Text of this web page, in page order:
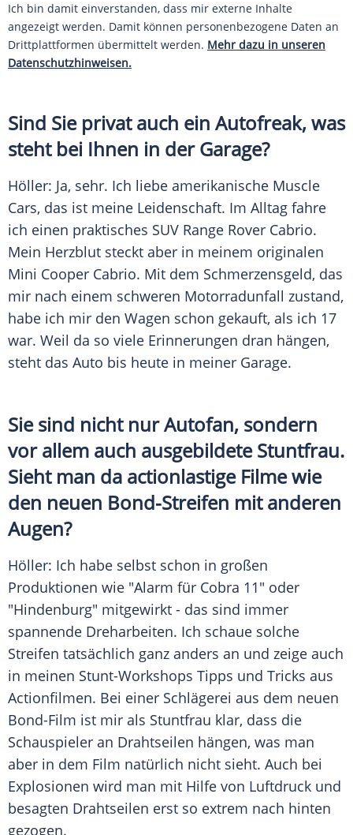
Ich bin damit einverstanden, dass mir externe Inhalte
angezeigt werden. Damit können personenbezogene Daten an
Drittplattformen übermittelt werden. Mehr dazu in unseren
Datenschutzhinweisen.
Sind Sie privat auch ein Autofreak, was
steht bei Ihnen in der Garage?
Höller: Ja, sehr. Ich liebe amerikanische Muscle
Cars, das ist meine Leidenschaft. Im Alltag fahre
ich einen praktisches SUV Range Rover Cabrio.
Mein Herzblut steckt aber in meinem originalen
Mini Cooper Cabrio. Mit dem Schmerzensgeld, das
mir nach einem schweren Motorradunfall zustand,
habe ich mir den Wagen schon gekauft, als ich 17
war. Weil da so viele Erinnerungen dran hängen,
steht das Auto bis heute in meiner Garage.
Sie sind nicht nur Autofan, sondern
vor allem auch ausgebildeteStuntfrau.
Sieht man da actionlastige Filme wie
den neuen Bond-Streifen mit anderen
Augen?
Höller: Ich habe selbst schon in großen
Produktionen wie "Alarm für Cobra 11" oder
"Hindenburg" mitgewirkt - das sind immer
spannende Dreharbeiten. Ich schaue solche
Streifen tatsächlich ganz anders an und zeige auch
in meinen Stunt-Workshops Tipps und Tricks aus
Actionfilmen. Bei einer Schlägerei aus dem neuen
Bond-Film ist mir als Stuntfrau klar, dass die
Schauspieler an Drahtseilen hängen, was man
aber in dem Film natürlich nicht sieht. Auch bei
Explosionen wird man mit Hilfe von Luftdruck und
besagten Drahtseilen erst so extrem nach hinten
gezogen.